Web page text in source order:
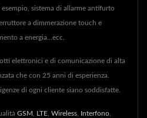
sistema di allarme antifurto
a dimmerazione touch e
a energia...ecc.
elettronici e di comunicazione di alta
che con 25 anni di esperienza.
di ogni cliente siano soddisfatte.
GSM LTE Wireless Interfono